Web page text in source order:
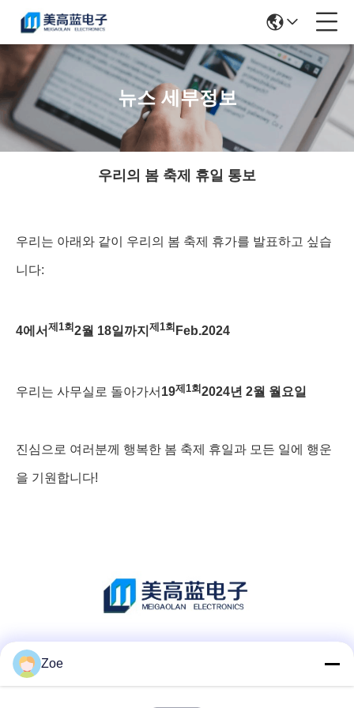
뉴스 세부정보
우리의 봄 축제 휴일 통보
우리는 아래와 같이 우리의 봄 축제 휴가를 발표하고 싶습
니다:
4에서 제1회 2월 18일까지 제1회 Feb.2024
우리는 사무실로 돌아가서 19제1회2024년 2월 월요일
진심으로 여러분께 행복한 봄 축제 휴일과 모든 일에 행운
을 기원합니다!
Zoe